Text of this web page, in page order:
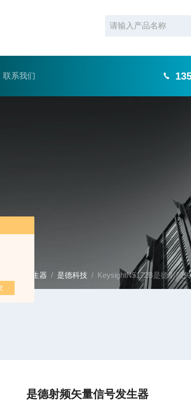
联系我们
信号发生器 / 是德科技 / KeysightN5172B是德射频
是德射频矢量信号发生器